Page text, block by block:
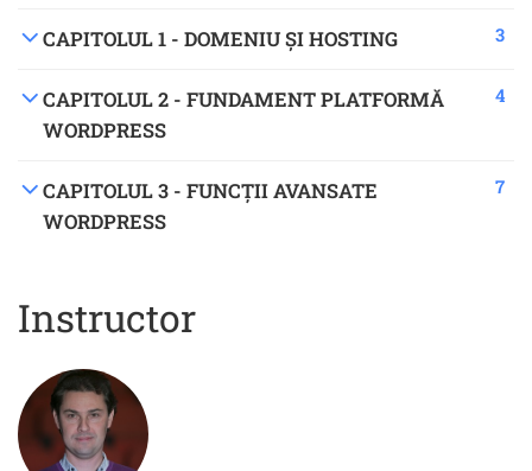
CAPITOLUL 1 - DOMENIU ȘI HOSTING 3
CAPITOLUL 2 - FUNDAMENT PLATFORMĂ
WORDPRESS
4
CAPITOLUL 3 - FUNCȚII AVANSATE
WORDPRESS
7
Instructor